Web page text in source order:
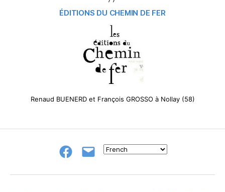
ÉDITIONS DU CHEMIN DE FER
Renaud BUENERD et François GROSSO à Nollay (58)
Groupe
NeL
E-
à